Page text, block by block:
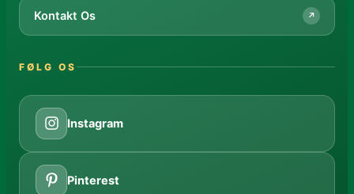
Kontakt Os ↗
FØLG OS
Instagram
Pinterest